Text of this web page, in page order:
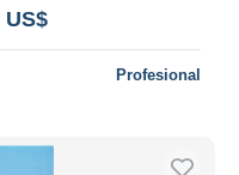
US$
Profesional